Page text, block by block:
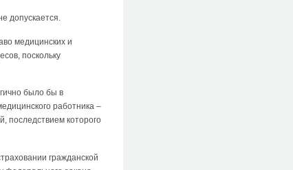
допускается.
медицинских и
поскольку
было бы в
работника –
последствием которого
гражданской